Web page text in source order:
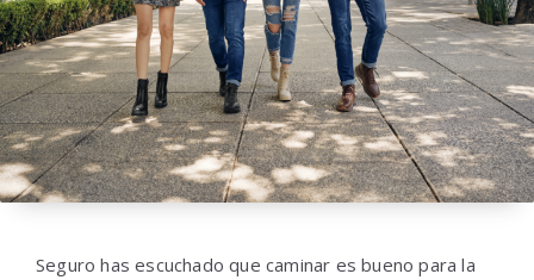
Seguro has escuchado que caminar es bueno para la